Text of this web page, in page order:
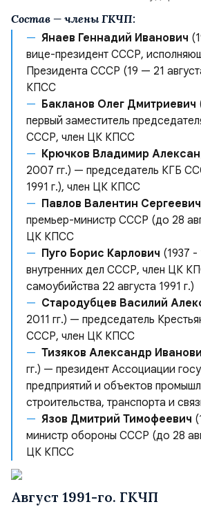
Состав — члены ГКЧП:
Янаев Геннадий Иванович
вице-президент СССР,
Президента СССР (19 — 21
КПСС
Бакланов Олег Дмитриевич
первый заместитель
СССР, член ЦК КПСС
Крючков Владимир
2007 гг.) — председатель КГБ
1991 г.), член ЦК КПСС
Павлов Валентин Сергеевич
премьер-министр СССР (до 28
ЦК КПСС
Пуго Борис Карлович (1937 -
внутренних дел СССР, член ЦК
самоубийства 22 августа 1991 г.)
Стародубцев Василий
2011 гг.) — председатель
СССР, член ЦК КПСС
Тизяков Александр
гг.) — президент Ассоциации
предприятий и объектов
строительства, транспорта и
Язов Дмитрий Тимофеевич
министр обороны СССР (до 28
ЦК КПСС
Август 1991-го. ГКЧП